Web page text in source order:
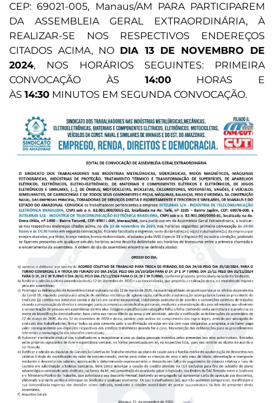
CEP: 69021-005, Manaus/AM PARA PARTICIPAREM
DA ASSEMBLEIA GERAL EXTRAORDINÁRIA, À
REALIZAR-SE NOS RESPECTIVOS ENDEREÇOS
CITADOS ACIMA, NO DIA 13 DE NOVEMBRO DE
2024, NOS HORÁRIOS SEGUINTES: PRIMEIRA
CONVOCAÇÃO ÀS 14:00HORAS E
ÀS 14:30 MINUTOS EM SEGUNDA CONVOCAÇÃO.